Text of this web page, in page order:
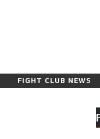
FIGHT CLUB NEWS
και πιο δύσκολο αγώνα